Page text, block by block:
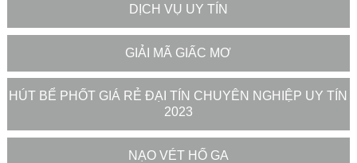
DỊCH VỤ UY TÍN
GIẢI MÃ GIẤC MƠ
HÚT BỂ PHỐT GIÁ RẺ ĐẠI TÍN CHUYÊN NGHIỆP UY TÍN
2023
NẠO VÉT HỐ GA